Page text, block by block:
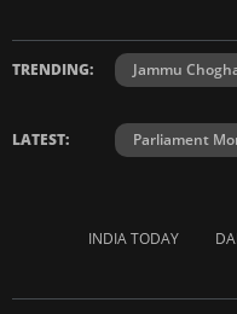
TRENDING: Jammu
LATEST: Parliament
INDIA TODAY